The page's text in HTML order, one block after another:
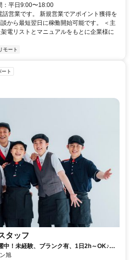
：平日9:00〜18:00
営業です。 新規営業でアポイント獲得を
から最短翌日に稼働開始可能です。 ＜主
電リストとマニュアルをもとに企業様に
モート
ト
タッフ
中！未経験、ブランク有、1日2h～OK♪み
旭